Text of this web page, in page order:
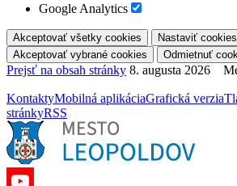
Google Analytics
Prejsť na obsah stránky 8. augusta 2026
KontaktyMobilná aplikáciaGrafická verzia
stránkyRSS